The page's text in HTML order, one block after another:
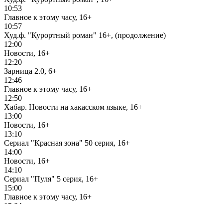
10:53
Главное к этому часу, 16+
10:57
Худ.ф. "Курортный роман" 16+, (продолжение)
12:00
Новости, 16+
12:20
Зарница 2.0, 6+
12:46
Главное к этому часу, 16+
12:50
Хабар. Новости на хакасском языке, 16+
13:00
Новости, 16+
13:10
Сериал "Красная зона" 50 серия, 16+
14:00
Новости, 16+
14:10
Сериал "Пуля" 5 серия, 16+
15:00
Главное к этому часу, 16+